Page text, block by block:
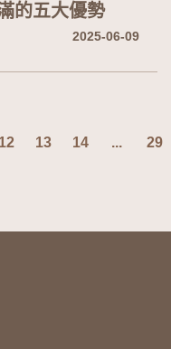
的五大優勢
2025-06-09
12 13 14 ... 29